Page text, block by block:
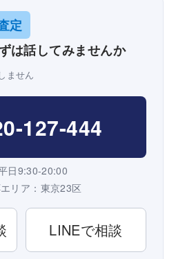
定
は話してみませんか
ません
127-444
日9:30-20:00
リア：東京23区
LINEで相談